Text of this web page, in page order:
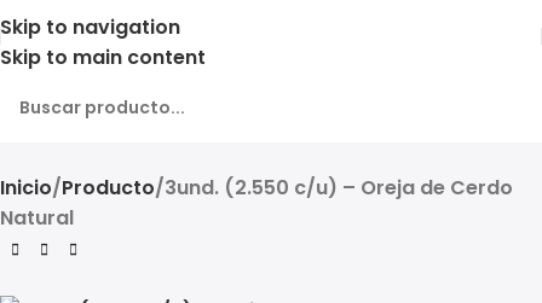
Skip to navigation
Skip to main content
Inicio Producto 3und. (2.550 c/u) – Oreja de Cerdo
Natural